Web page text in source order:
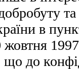
в
жовтня
до